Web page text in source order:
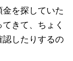
を探していた
きて、ちょく
認したりするの